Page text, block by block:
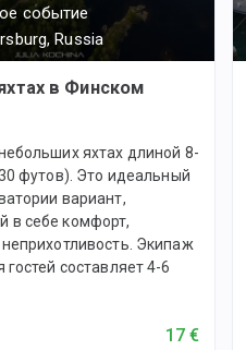
событие
Russia
в Финском
яхтах длиной 8-
футов). Это идеальный
вариант,
себе комфорт,
Экипаж
составляет 4-6
17 €